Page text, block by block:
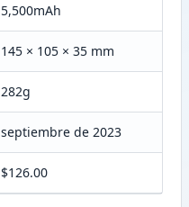
5,500mAh
145 × 105 × 35 mm
282g
septiembre de 2023
$126.00